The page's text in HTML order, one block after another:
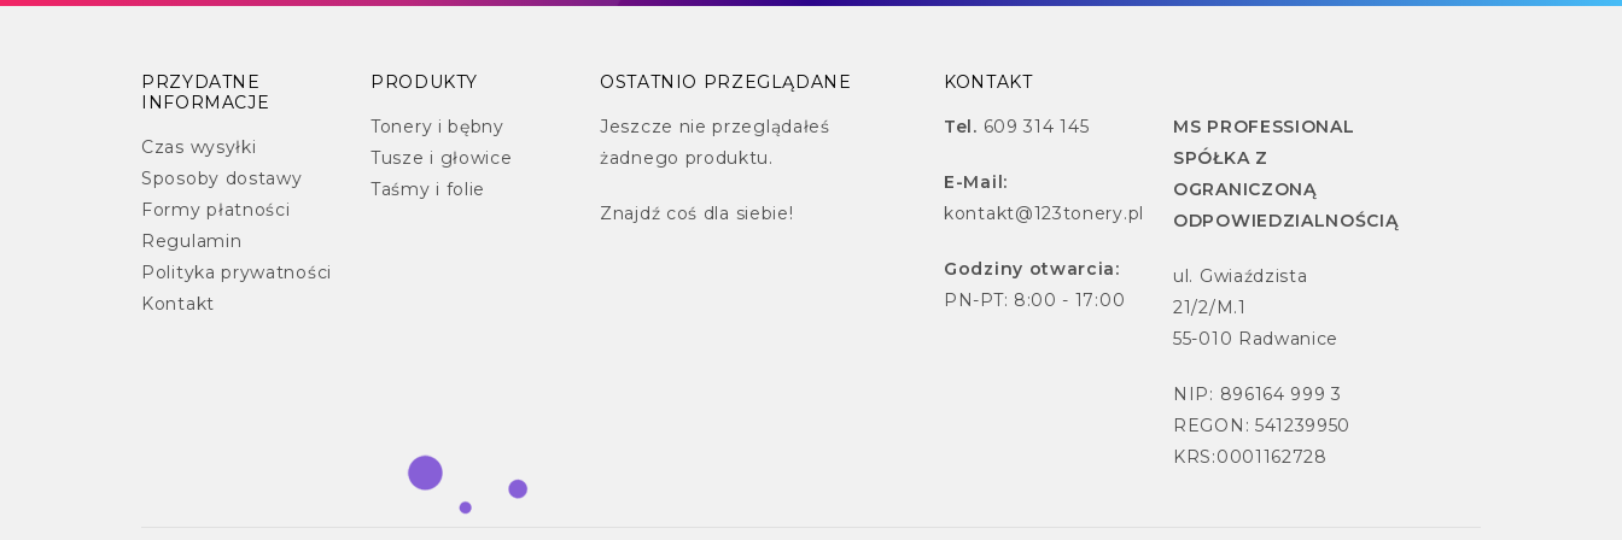
PRZYDATNE
INFORMACJE
Czas wysyłki
Sposoby dostawy
Formy płatności
Regulamin
Polityka prywatności
Kontakt
PRODUKTY
Tonery i bębny
Tusze i głowice
Taśmy i folie
OSTATNIO PRZEGLĄDANE
Jeszcze nie przeglądałeś
żadnego produktu.
Znajdź coś dla siebie!
KONTAKT
Tel. 609 314 145
E-Mail:
kontakt@123tonery.pl
Godziny otwarcia:
PN-PT: 8:00 - 17:00
MS PROFESSIONAL
SPÓŁKA Z
OGRANICZONĄ
ODPOWIEDZIALNOŚCIĄ
ul. Gwiaździsta
21/2/M.1
55-010 Radwanice
NIP: 896164 999 3
REGON: 541239950
KRS:0001162728